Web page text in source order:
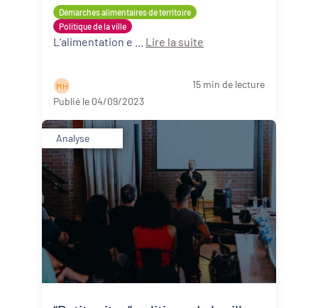
Démarches alimentaires de territoire
Politique de la ville
alimentation et agriculture dans
les quartiers politique de la ville
Lire la suite
M H
15 min de lecture
Publié le 04/09/2023
Analyse